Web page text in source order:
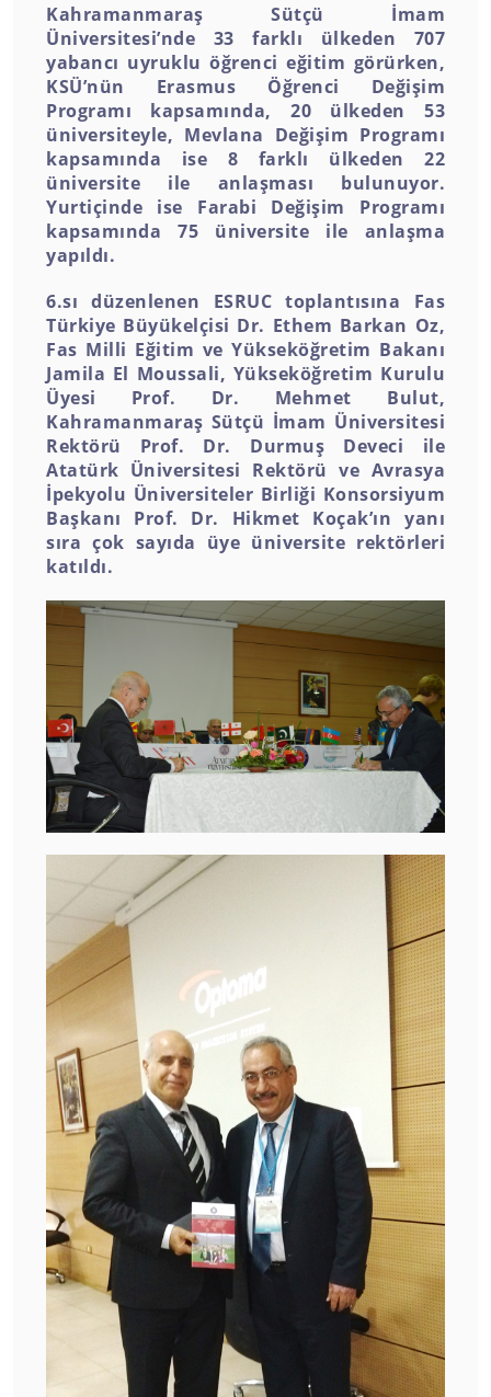
Kahramanmaraş Sütçü İmam
Üniversitesi’nde 33 farklı ülkeden 707
yabancı uyruklu öğrenci eğitim görürken,
KSÜ’nün Erasmus Öğrenci Değişim
Programı kapsamında, 20 ülkeden 53
üniversiteyle, Mevlana Değişim Programı
kapsamında ise 8 farklı ülkeden 22
üniversite ile anlaşması bulunuyor.
Yurtiçinde ise Farabi Değişim Programı
kapsamında 75 üniversite ile anlaşma
yapıldı.
6.sı düzenlenen ESRUC toplantısına Fas
Türkiye Büyükelçisi Dr. Ethem Barkan Oz,
Fas Milli Eğitim ve Yükseköğretim Bakanı
Jamila El Moussali, Yükseköğretim Kurulu
Üyesi Prof. Dr. Mehmet Bulut,
Kahramanmaraş Sütçü İmam Üniversitesi
Rektörü Prof. Dr. Durmuş Deveci ile
Atatürk Üniversitesi Rektörü ve Avrasya
İpekyolu Üniversiteler Birliği Konsorsiyum
Başkanı Prof. Dr. Hikmet Koçak’ın yanı
sıra çok sayıda üye üniversite rektörleri
katıldı.